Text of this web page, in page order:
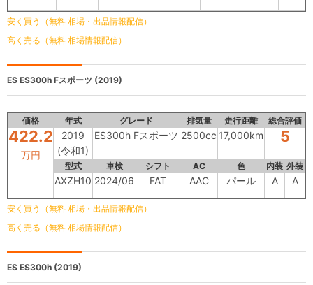
安く買う（無料 相場・出品情報配信）
高く売る（無料 相場情報配信）
ES ES300h Fスポーツ (2019)
価格 年式 グレード 排気量 走行距離 総合評価
422.2
万円
2019
(令和1)
ES300h Fスポーツ 2500cc 17,000km 5
型式 車検 シフト AC 色 内装 外装
AXZH10 2024/06 FAT AAC パール A A
安く買う（無料 相場・出品情報配信）
高く売る（無料 相場情報配信）
ES ES300h (2019)